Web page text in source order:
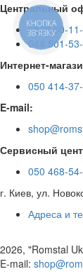
Центральный
0800 50-
044 501-
Интернет-
050 414-
E-mail:
Сервисный
050 468-
г. Киев, ул.
Адреса и
2026, "Romstal
​E-mail:
КНОПКА
ЗВ'ЯЗКУ